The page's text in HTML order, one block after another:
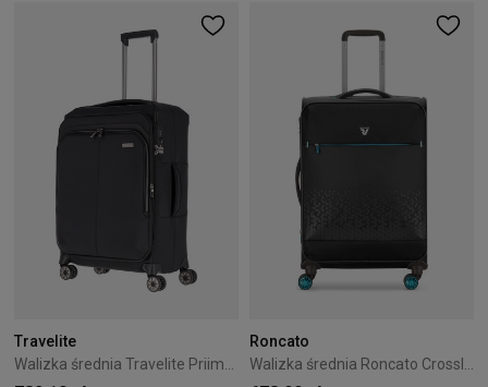
Travelite
Roncato